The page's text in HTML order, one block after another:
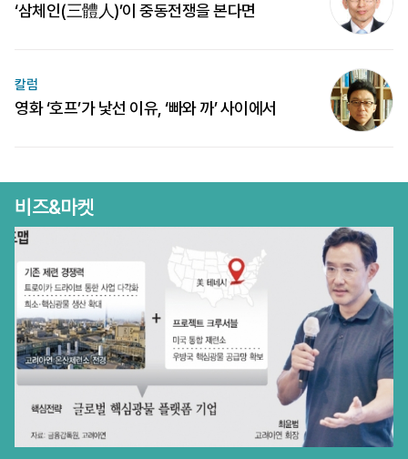
‘삼체인(三體人)’이 중동전쟁을 본다면
칼럼
영화 ‘호프’가 낯선 이유, ‘빠와 까’ 사이에서
비즈&마켓